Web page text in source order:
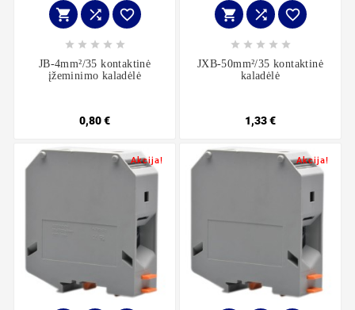
  
    
JB-4mm²/35 kontaktinė
įžeminimo kaladėlė
0,80 €
  
    
JXB-50mm²/35 kontaktinė
kaladėlė
1,33 €
Akcija! Akcija!